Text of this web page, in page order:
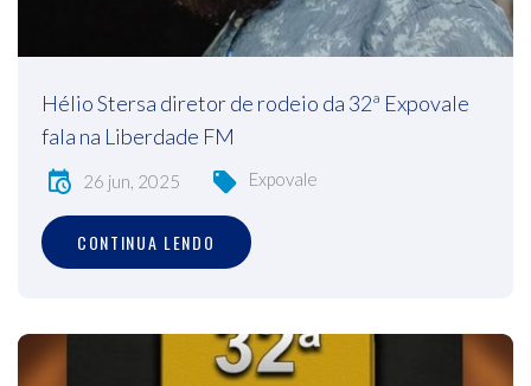
Hélio Stersa diretor de rodeio da 32ª Expovale
fala na Liberdade FM
26 jun, 2025 Expovale
CONTINUA LENDO